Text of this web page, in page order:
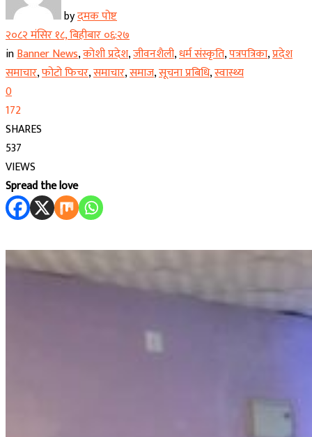
byदमक पोष्ट
२०८२ मंसिर १८, बिहीबार ०६:२७
inBanner News,कोशी प्रदेश,जीवनशैली,धर्म संस्कृति,पत्रपत्रिका,प्रदेश
समाचार,फोटो फिचर,समाचार,समाज,सूचना प्रबिधि,स्वास्थ्य
0
172
SHARES
537
VIEWS
Spread the love